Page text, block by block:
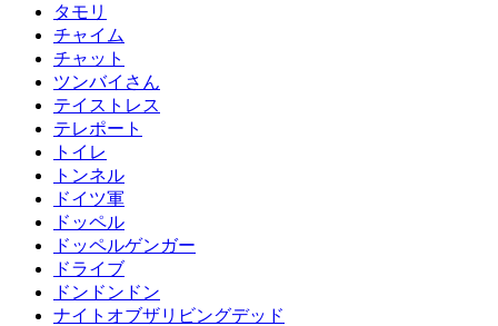
タモリ
チャイム
チャット
ツンバイさん
テイストレス
テレポート
トイレ
トンネル
ドイツ軍
ドッペル
ドッペルゲンガー
ドライブ
ドンドンドン
ナイトオブザリビングデッド